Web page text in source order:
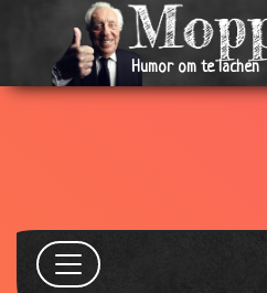
Humor om te lachen
17 Mar
2008
Prima eten
17 Mar
Afscheidsvlucht
10
Mar
Opscheppers